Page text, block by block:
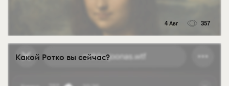
4 Авг 357
Какой Ротко вы сейчас?